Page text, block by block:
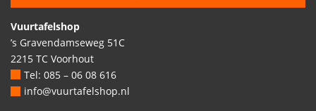
Vuurtafelshop
’s Gravendamseweg 51C
2215 TC Voorhout
Tel: 085 – 06 08 616
info@vuurtafelshop.nl